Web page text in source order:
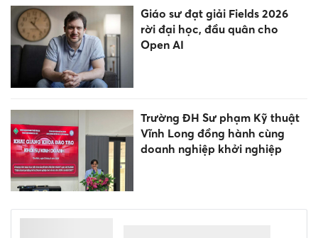
Giáo sư đạt giải Fields 2026
rời đại học, đầu quân cho
Open AI
Trường ĐH Sư phạm Kỹ thuật
Vĩnh Long đồng hành cùng
doanh nghiệp khởi nghiệp